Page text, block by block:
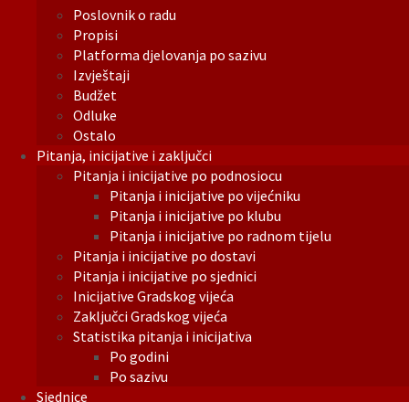
Poslovnik o radu
Propisi
Platforma djelovanja po sazivu
Izvještaji
Budžet
Odluke
Ostalo
Pitanja, inicijative i zaključci
Pitanja i inicijative po podnosiocu
Pitanja i inicijative po vijećniku
Pitanja i inicijative po klubu
Pitanja i inicijative po radnom tijelu
Pitanja i inicijative po dostavi
Pitanja i inicijative po sjednici
Inicijative Gradskog vijeća
Zaključci Gradskog vijeća
Statistika pitanja i inicijativa
Po godini
Po sazivu
Sjednice